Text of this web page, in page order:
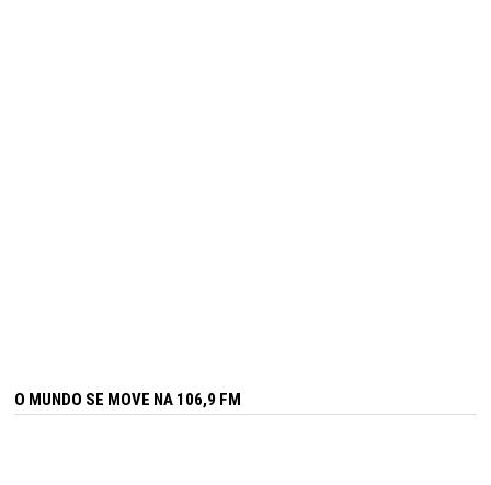
O MUNDO SE MOVE NA 106,9 FM